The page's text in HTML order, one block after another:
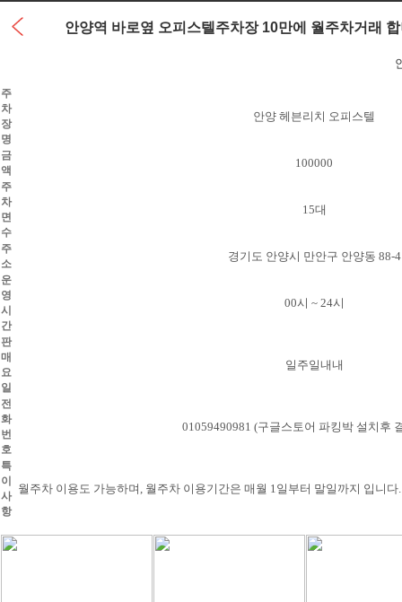
안양역 바로옆 오피스텔주차장 10만에 월주차거래
주
차
장
명
안양 헤븐리치 오피스텔
금
액
100000
주
차
면
수
15대
주
소
경기도 안양시 만안구 안양동 88-4
운
영
시
간
00시 ~ 24시
판
매
요
일
일주일내내
전
화
번
호
01059490981 (구글스토어 파킹박 설치후
특
이
사
항
월주차 이용도 가능하며, 월주차 이용기간은 매월 1일부터 말일까지 입니